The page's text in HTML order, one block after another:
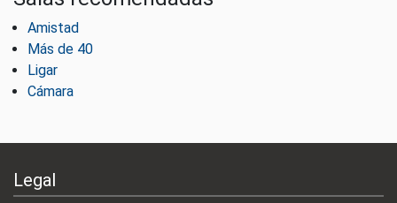
Amistad
Más de 40
Ligar
Cámara
Legal